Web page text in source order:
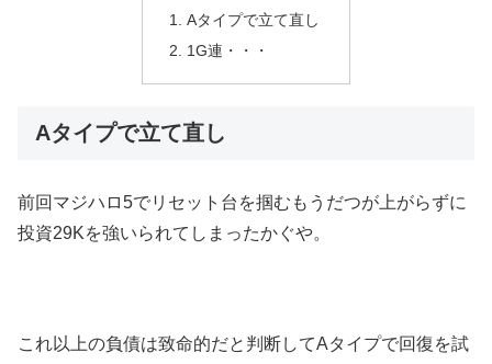
Aタイプで立て直し
1G連・・・
Aタイプで立て直し
前回マジハロ5でリセット台を掴むもうだつが上がらずに
投資29Kを強いられてしまったかぐや。
これ以上の負債は致命的だと判断してAタイプで回復を試